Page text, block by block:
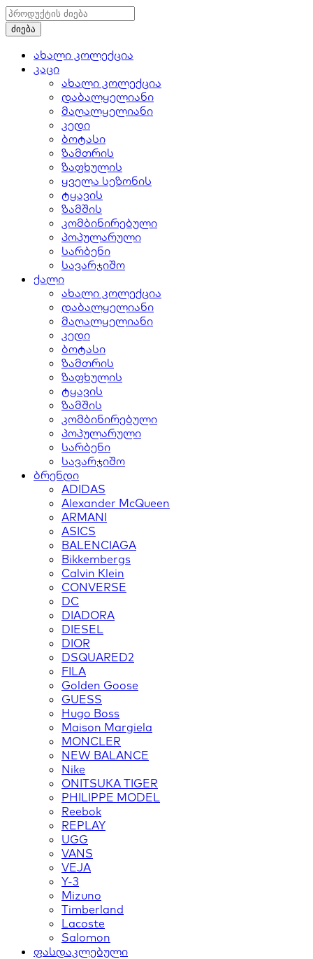
ახალი კოლექცია
კაცი
ახალი კოლექცია
დაბალყელიანი
მაღალყელიანი
კედი
ბოტასი
ზამთრის
ზაფხულის
ყველა სეზონის
ტყავის
ზამშის
კომბინირებული
პოპულარული
სარბენი
სავარჯიშო
ქალი
ახალი კოლექცია
დაბალყელიანი
მაღალყელიანი
კედი
ბოტასი
ზამთრის
ზაფხულის
ტყავის
ზამშის
კომბინირებული
პოპულარული
სარბენი
სავარჯიშო
ბრენდი
ADIDAS
Alexander McQueen
ARMANI
ASICS
BALENCIAGA
Bikkembergs
Calvin Klein
CONVERSE
DC
DIADORA
DIESEL
DIOR
DSQUARED2
FILA
Golden Goose
GUESS
Hugo Boss
Maison Margiela
MONCLER
NEW BALANCE
Nike
ONITSUKA TIGER
PHILIPPE MODEL
Reebok
REPLAY
UGG
VANS
VEJA
Y-3
Mizuno
Timberland
Lacoste
Salomon
ფასდაკლებული